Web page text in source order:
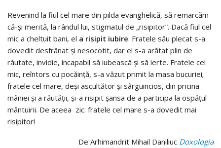
Revenind la fiul cel mare din pilda evanghelică, să remarcăm
că-și merită, la rândul lui, stigmatul de „risipitor”. Dacă fiul cel
mic a cheltuit bani, el a risipit iubire. Fratele său plecat s-a
dovedit desfrânat și nesocotit, dar el s-a arătat plin de
răutate, invidie, incapabil să iubească și să ierte. Fratele cel
mic, reîntors cu pocăință, s-a văzut primit la masa bucuriei;
fratele cel mare, deși ascultător și sârguincios, din pricina
mâniei și a răutății, şi-a risipit șansa de a participa la ospățul
mântuirii. De aceea zic: fratele cel mare s-a dovedit mai
risipitor!
De Arhimandrit Mihail Daniliuc Doxologia